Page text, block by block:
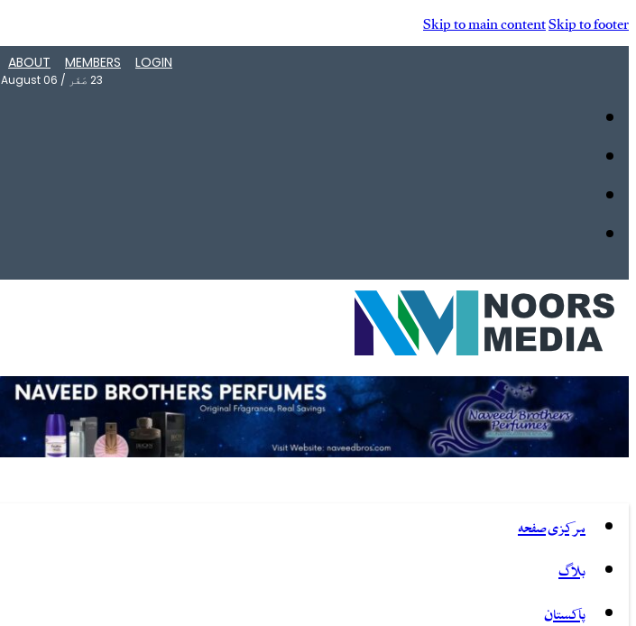
Skip to main contentSkip to footer
LOGIN
MEMBERS
ABOUT
23 صَفَر /
August 06
مرکزی صفحہ
بلاگ
پاکستان